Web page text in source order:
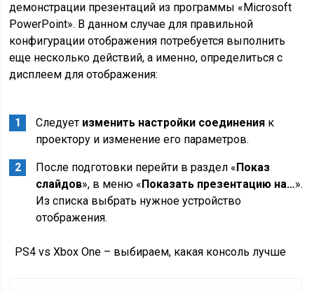
демонстрации презентаций из программы «Microsoft
PowerPoint». В данном случае для правильной
конфигурации отображения потребуется выполнить
еще несколько действий, а именно, определиться с
дисплеем для отображения:
Следует изменить настройки соединения к
проектору и изменение его параметров.
После подготовки перейти в раздел « Показ
слайдов», в меню « Показать презентацию на…».
Из списка выбрать нужное устройство
отображения.
PS4 vs Xbox One – выбираем, какая консоль лучше